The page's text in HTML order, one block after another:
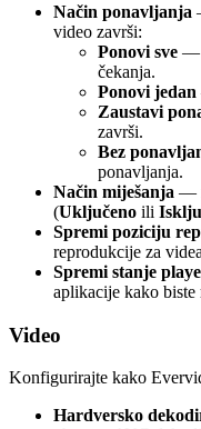
Način ponavljanja
video završi:
Ponovi sve —
čekanja.
Ponovi jedan
Zaustavi
završi.
Bez
ponavljanja.
Način miješanja —
(Uključeno ili
Spremi poziciju
reprodukcije za
Spremi stanje
aplikacije kako biste
Video
Konfigurirajte kako
Hardversko